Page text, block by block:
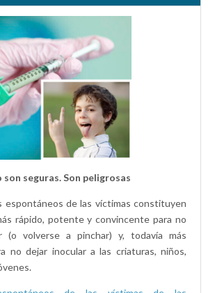
son seguras. Son peligrosas
espontáneos de las víctimas constituyen
rápido, potente y convincente para no
(o volverse a pinchar) y, todavía más
no dejar inocular a las criaturas, niños,